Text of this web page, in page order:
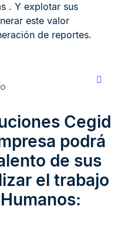
. Y explotar sus
este valor
de reportes.
Cegid
podrá
de sus
el trabajo